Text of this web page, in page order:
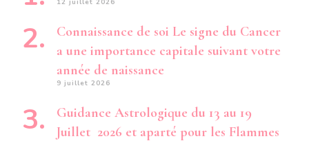
12 juillet 2026
Connaissance de soi Le signe du Cancer
a une importance capitale suivant votre
année de naissance
9 juillet 2026
Guidance Astrologique du 13 au 19
Juillet 2026 et aparté pour les Flammes